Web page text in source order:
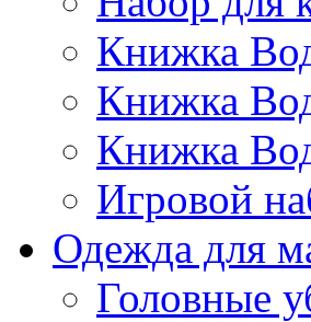
Книжка
Книжка
Книжка
Игровой
Одежда для
Головные